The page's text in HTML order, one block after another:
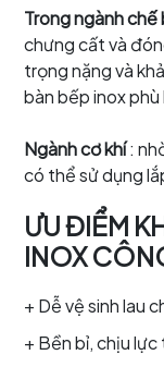
Trong ngành
chưng cất và
trọng nặng và
bàn bếp inox
Ngành cơ khí:
có thể sử dụng
ƯU ĐIỂM
INOX
+ Dễ vệ sinh lau
+ Bền bỉ, chịu